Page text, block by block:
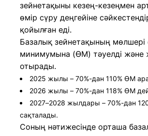
зейнетақыны кезең-кезеңмен
өмір сүру деңгейіне
қойылған еді.
Базалық зейнетақының мөлшері
минимумына (ӨМ) тәуелді және
отырады.
2025 жылы – 70%-дан 110% ӨМ
2026 жылы – 70%-дан 118% ӨМ
2027–2028 жылдары – 70%-дан
сақталады.
Соның нәтижесінде орташа